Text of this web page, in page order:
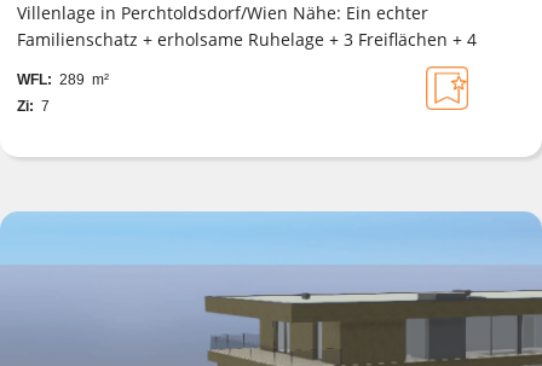
Villenlage in Perchtoldsdorf/Wien Nähe: Ein echter
Familienschatz + erholsame Ruhelage + 3 Freiflächen + 4
WFL: 289 m²
Zi: 7